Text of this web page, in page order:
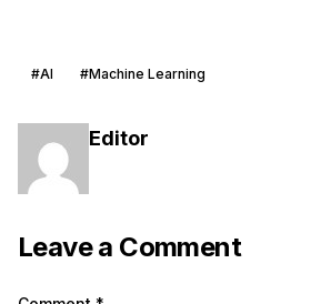
#AI #Machine Learning
Editor
Leave a Comment